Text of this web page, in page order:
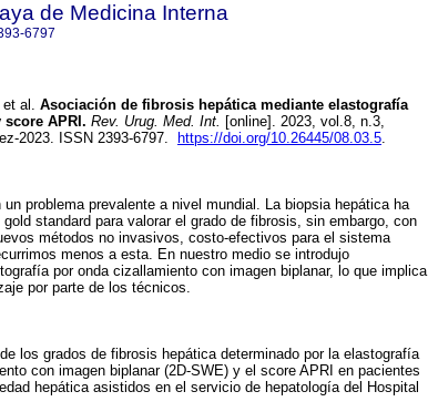
de Medicina Interna
6797
et al. Asociación de fibrosis hepática mediante elastografía
score APRI. Rev. Urug. Med. Int. [online]. 2023, vol.8, n.3,
2023. ISSN 2393-6797.
https://doi.org/10.26445/08.03.5.
problema prevalente a nivel mundial. La biopsia hepática ha
standard para valorar el grado de fibrosis, sin embargo, con
métodos no invasivos, costo-efectivos para el sistema
menos a esta. En nuestro medio se introdujo
por onda cizallamiento con imagen biplanar, lo que implica
por parte de los técnicos.
los grados de fibrosis hepática determinado por la elastografía
con imagen biplanar (2D-SWE) y el score APRI en pacientes
hepática asistidos en el servicio de hepatología del Hospital